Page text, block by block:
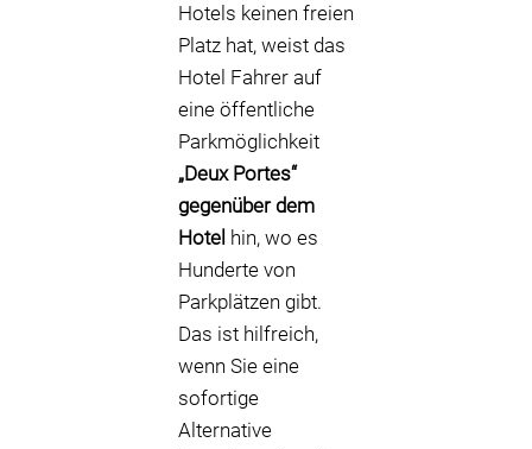
Hotels keinen freien
Platz hat, weist das
Hotel Fahrer auf
eine öffentliche
Parkmöglichkeit
„Deux Portes“
gegenüber dem
Hotel hin, wo es
Hunderte von
Parkplätzen gibt.
Das ist hilfreich,
wenn Sie eine
sofortige
Alternative